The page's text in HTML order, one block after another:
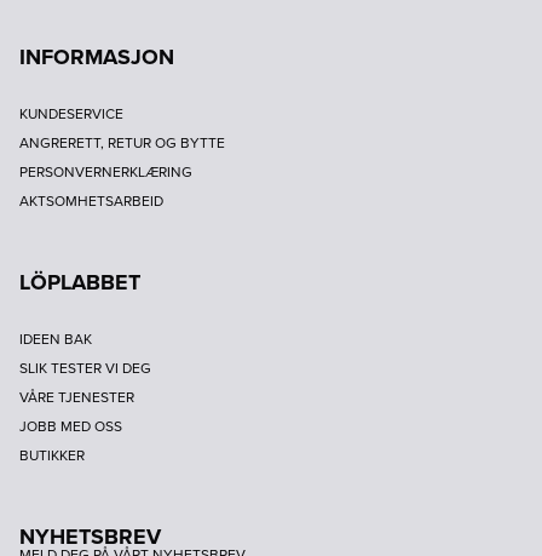
INFORMASJON
KUNDESERVICE
ANGRERETT, RETUR OG BYTTE
PERSONVERNERKLÆRING
AKTSOMHETSARBEID
LÖPLABBET
IDEEN BAK
SLIK TESTER VI DEG
VÅRE TJENESTER
JOBB MED OSS
BUTIKKER
NYHETSBREV